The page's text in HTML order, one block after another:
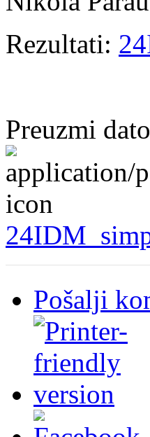
Rezultati:
Preuzmi
Pošalji